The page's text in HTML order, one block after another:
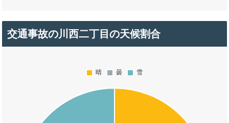
交通事故の川西二丁目の天候割合